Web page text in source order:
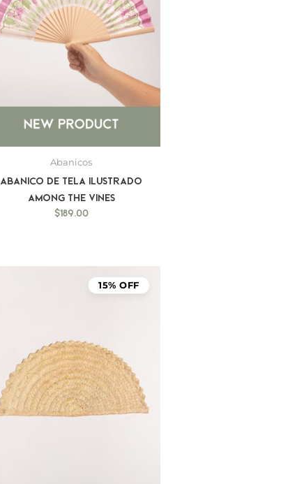
Abanicos
Abanico de Tela Ilustrado
Among the Vines
$189.00
15% OFF